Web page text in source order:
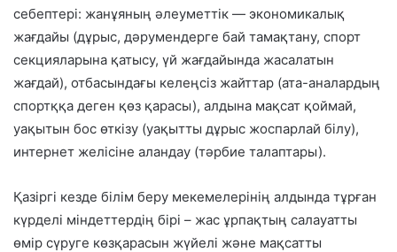
себептері: жанұяның әлеуметтік — экономикалық
жағдайы (дұрыс, дәрумендерге бай тамақтану, спорт
секцияларына қатысу, үй жағдайында жасалатын
жағдай), отбасындағы келеңсіз жайттар (ата-аналардың
спортққа деген қөз қарасы), алдына мақсат қоймай,
уақытын бос өткізу (уақытты дұрыс жоспарлай білу),
интернет желісіне аландау (тәрбие талаптары).
Қазіргі кезде білім беру мекемелерінің алдында тұрған
күрделі міндеттердің бірі – жас ұрпақтың салауатты
өмір сүруге көзқарасын жүйелі және мақсатты